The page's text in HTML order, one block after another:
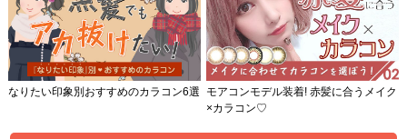
なりたい印象別おすすめのカラコン6選
モアコンモデル装着! 赤髪に合うメイク
×カラコン♡